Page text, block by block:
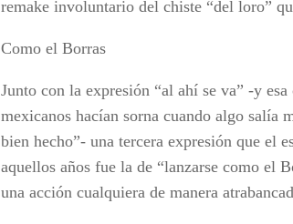
remake involuntario del chiste “del loro”
Como el Borras
Junto con la expresión “al ahí se va” -y
mexicanos hacían sorna cuando algo salía
bien hecho”- una tercera expresión que el
aquellos años fue la de “lanzarse como el
una acción cualquiera de manera